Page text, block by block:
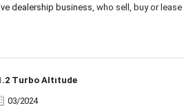
dealership business, who sell, buy or lease
Turbo Altitude
03/2024